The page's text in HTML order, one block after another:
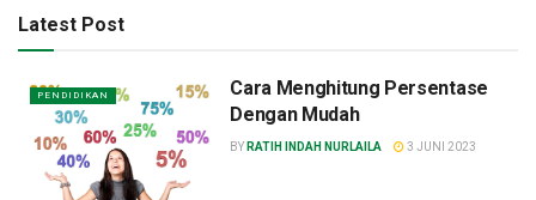
Latest Post
PENDIDIKAN
Cara Menghitung Persentase
Dengan Mudah
BY RATIH INDAH NURLAILA 3 JUNI 2023